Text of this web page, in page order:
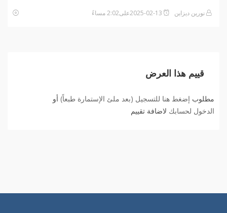
نورين ديزاين
قييم هذا العرض
مطلوب إضغط هنا للتسجيل (بعد ملئ الإستمارة طبعاً) أو
الدخول لحسابك لاضافة تقييم